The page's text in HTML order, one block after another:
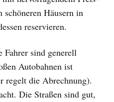
Häusern in
reservieren.
Fahrer sind generell
Autobahnen ist
regelt die Abrechnung).
Die Straßen sind gut,